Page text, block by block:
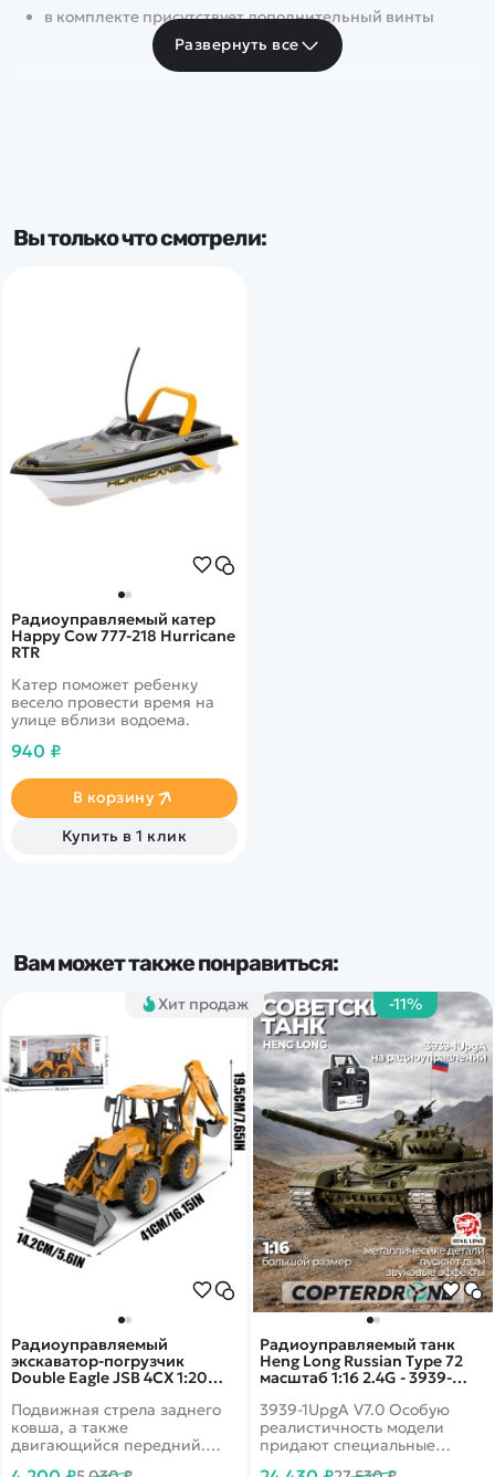
в комплекте присутствует дополнительный винты
Развернуть все
Вы только что смотрели:
Радиоуправляемый катер
Happy Cow 777-218 Hurricane
RTR
Катер поможет ребенку
весело провести время на
улице вблизи водоема.
940 ₽
В корзину
Купить в 1 клик
Вам может также понравиться:
-11%
Радиоуправляемый танк
Heng Long Russian Type 72
масштаб 1:16 2.4G - 3939-
3939-1UpgA V7.0 Особую
реалистичность модели
придают специальные
Хит продаж
Радиоуправляемый
экскаватор-погрузчик
Double Eagle JSB 4CX 1:20
Подвижная стрела заднего
ковша, а также
двигающийся передний.